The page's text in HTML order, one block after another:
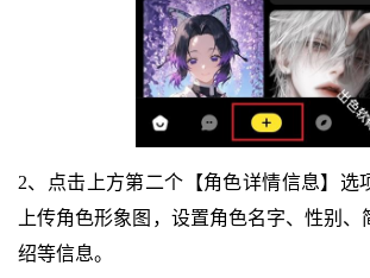
2、点击上方第二个【角色详情信息】选
上传角色形象图，设置角色名字、性别
绍等信息。